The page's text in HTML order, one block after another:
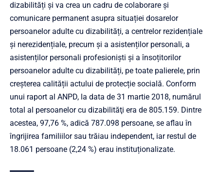
dizabilități și va crea un cadru de colaborare și
comunicare permanent asupra situației dosarelor
persoanelor adulte cu dizabilități, a centrelor rezidențiale
și nerezidențiale, precum și a asistenților personali, a
asistenților personali profesioniști și a însoțitorilor
persoanelor adulte cu dizabilități, pe toate palierele, prin
creșterea calității actului de protecție socială. Conform
unui raport al ANPD, la data de 31 martie 2018, numărul
total al persoanelor cu dizabilităţi era de 805.159. Dintre
acestea, 97,76 %, adică 787.098 persoane, se aflau în
îngrijirea familiilor sau trăiau independent, iar restul de
18.061 persoane (2,24 %) erau instituționalizate.